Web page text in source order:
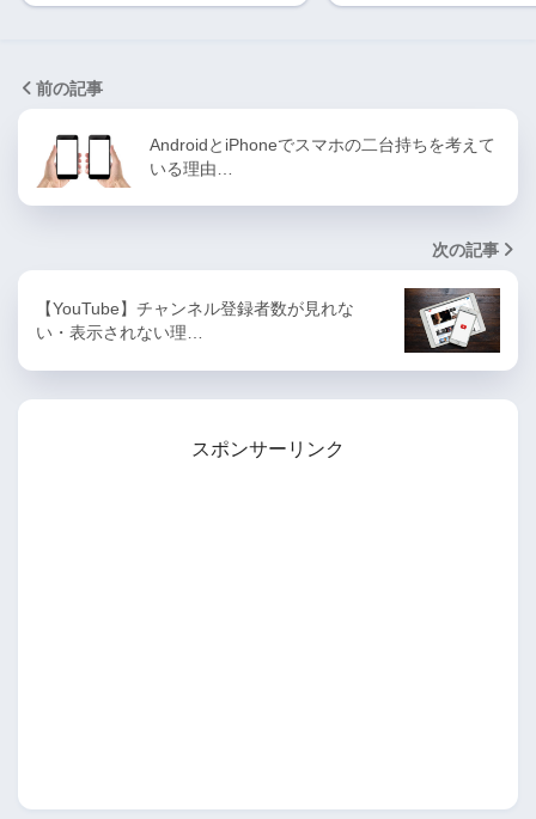
前の記事
AndroidとiPhoneでスマホの二台持ちを考えて
いる理由…
次の記事
【YouTube】チャンネル登録者数が見れな
い・表示されない理…
スポンサーリンク